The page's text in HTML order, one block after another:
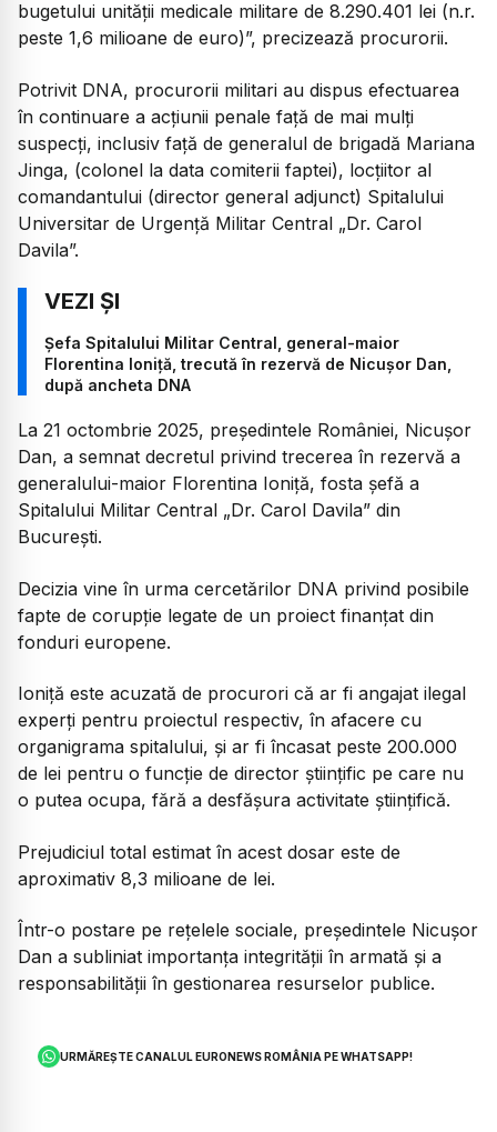
bugetului unității medicale militare de 8.290.401 lei (n.r.
peste 1,6 milioane de euro)”, precizează procurorii.
Potrivit DNA, procurorii militari au dispus efectuarea
în continuare a acțiunii penale față de mai mulți
suspecți, inclusiv față de generalul de brigadă Mariana
Jinga, (colonel la data comiterii faptei), locțiitor al
comandantului (director general adjunct) Spitalului
Universitar de Urgență Militar Central „Dr. Carol
Davila”.
Șefa Spitalului Militar Central, general-maior
Florentina Ioniță, trecută în rezervă de Nicușor Dan,
după ancheta DNA
La 21 octombrie 2025, președintele României, Nicușor
Dan, a semnat decretul privind trecerea în rezervă a
generalului-maior Florentina Ioniță, fosta șefă a
Spitalului Militar Central „Dr. Carol Davila” din
București.
Decizia vine în urma cercetărilor DNA privind posibile
fapte de corupție legate de un proiect finanțat din
fonduri europene.
Ioniță este acuzată de procurori că ar fi angajat ilegal
experți pentru proiectul respectiv, în afacere cu
organigrama spitalului, și ar fi încasat peste 200.000
de lei pentru o funcție de director științific pe care nu
o putea ocupa, fără a desfășura activitate științifică.
Prejudiciul total estimat în acest dosar este de
aproximativ 8,3 milioane de lei.
Într-o postare pe rețelele sociale, președintele Nicușor
Dan a subliniat importanța integrității în armată și a
responsabilității în gestionarea resurselor publice.
URMĂREȘTE CANALUL EURONEWS ROMÂNIA PE WHATSAPP!